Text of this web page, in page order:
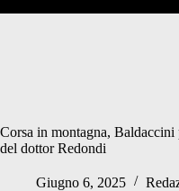
Corsa in montagna,
del dottor Redondi
Giugno 6, 2025